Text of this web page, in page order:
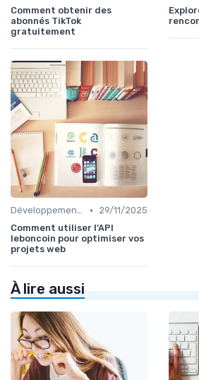
Comment obtenir des
abonnés TikTok
gratuitement
Développement Web No-Code/Low-Code •
29/11/2025
Comment utiliser l’API
leboncoin pour optimiser vos
projets web
À lire aussi